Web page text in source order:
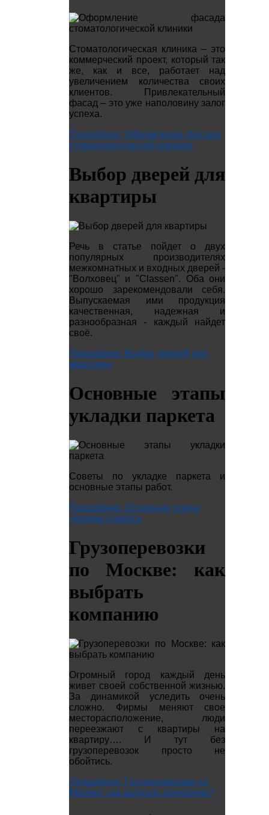
Стоматологическая клиника – это
коммерческий проект, который так
же, как и все, работает над
увеличением количества своих
клиентов. Привлекательный
фасад – это уже наполовину залог
успеха.
Подробнее: Оформление фасада
стоматологической клиники
Выбор дверей для
квартиры
Речь в статье пойдет о двух
популярных производителях
межкомнатных и входных дверей -
"Волховец" и "Classen". Оба они
хорошо зарекомендовали себя.
Выпускаемая ими продукция
качественная, надежная и
разнообразная - каждый найдет
своё.
Подробнее: Выбор дверей для
квартиры
Основные этапы
укладки паркета
Советы по укладке паркета и
основные этапы работ.
Подробнее: Основные этапы
укладки паркета
Грузоперевозки
по Москве: как
выбрать
компанию
Огромный город каждый день
живет своей собственной жизнью.
За динамикой уследить очень
сложно. Фирмы меняют свое
месторасположение, люди
переезжают с квартиры на
квартиру…. И тут без
грузоперевозок просто не
обойтись.
Подробнее: Грузоперевозки по
Москве: как выбрать компанию?